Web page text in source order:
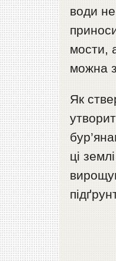
води
мости,
можна
Як
ці